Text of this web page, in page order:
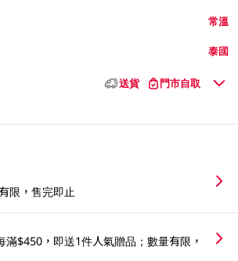
常溫
泰國
送貨 門市自取
限，售完即止
滿$450，即送1件人氣贈品；數量有限，